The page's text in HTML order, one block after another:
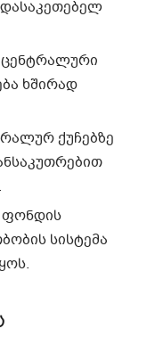
ხშირად
ქუჩებზე
სისტემა